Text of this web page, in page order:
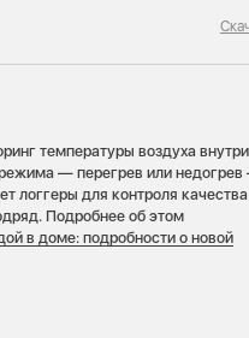
температуры воздуха внутри
режима — перегрев или
логгеры для контроля качества
Подробнее об этом
в доме: подробности о новой